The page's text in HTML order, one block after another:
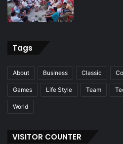
Tags
About Business Classic
Games Life Style Team
World
VISITOR COUNTER